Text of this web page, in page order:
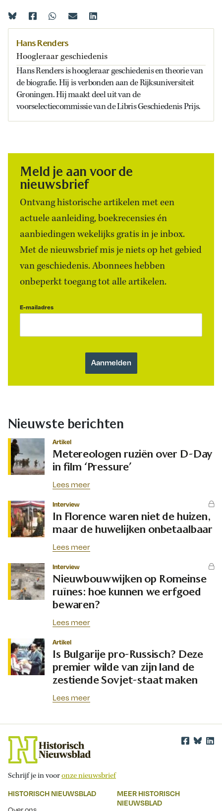
Hans Renders
Hoogleraar geschiedenis
Hans Renders is hoogleraar geschiedenis en theorie van
de biografie. Hij is verbonden aan de Rijksuniversiteit
Groningen. Hij maakt deel uit van de
voorselectiecommissie van de Libris Geschiedenis Prijs.
Meld je aan voor de
nieuwsbrief
Ontvang historische artikelen met een
actuele aanleiding, boekrecensies én
aanbiedingen wekelijks gratis in je inbox.
Met de nieuwsbrief mis je niets op het gebied
van geschiedenis. Abonnees hebben
onbeperkt toegang tot alle artikelen.
E-mailadres
Nieuwste berichten
Artikel
Metereologen ruziën over D-Day
in film ‘Pressure’
Lees meer
Interview
In Florence waren niet de huizen,
maar de huwelijken onbetaalbaar
Lees meer
Interview
Nieuwbouwwijken op Romeinse
ruïnes: hoe kunnen we erfgoed
bewaren?
Lees meer
Artikel
Is Bulgarije pro-Russisch? Deze
premier wilde van zijn land de
zestiende Sovjet-staat maken
Lees meer
Schrijf je in vooronze nieuwsbrief
HISTORISCH NIEUWSBLAD
MEER HISTORISCH
NIEUWSBLAD